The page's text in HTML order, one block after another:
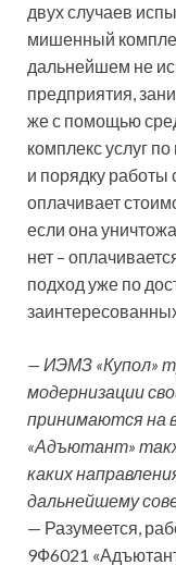
двух случаев
мишенный
дальнейшем не
предприятия,
же с помощью
комплекс услуг
и порядку работы
оплачивает
если она
нет –
подход уже по
— ИЭМЗ «Купол»
модернизации
принимаются на
«Адъютант»
каких
дальнейшему
— Разумеется,
9Ф6021